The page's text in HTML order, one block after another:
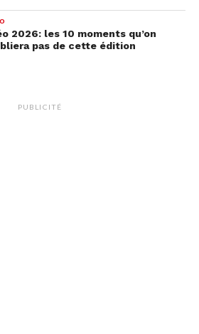
2026: les 10 moments qu’on
pas de cette édition
PUBLICITÉ